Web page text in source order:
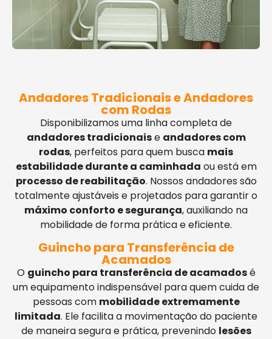
Andadores Tradicionais e Andadores
com Rodas
Disponibilizamos uma linha completa de
andadores tradicionaise andadores com
rodas, perfeitos para quem busca mais
estabilidade durante a caminhada ou está em
processo de reabilitação. Nossos andadores são
totalmente ajustáveis e projetados para garantir o
máximo conforto e segurança, auxiliando na
mobilidade de forma prática e eficiente.
Guincho para Transferência de
Acamados
O guincho para transferência de acamadosé
um equipamento indispensável para quem cuida de
pessoas com mobilidade extremamente
limitada. Ele facilita a movimentação do paciente
de maneira segura e prática, prevenindo lesões